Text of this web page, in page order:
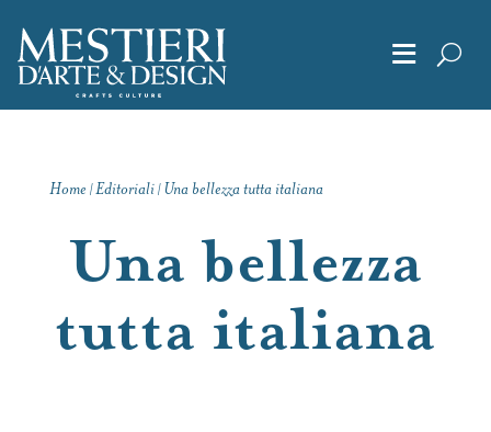
≡
Articoli
Album
Home |Editoriali| Una bellezza tutta italiana
Una bellezza
tutta italiana